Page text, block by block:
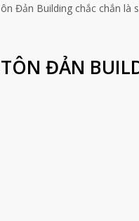
Đản Building chắc chắn
ĐẢN